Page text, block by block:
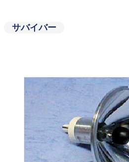
サバイバー